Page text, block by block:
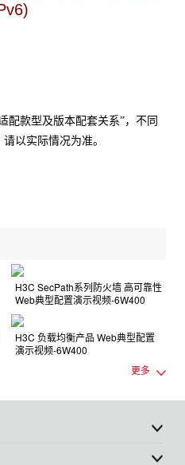
配款型及版本配套关系”，不同
以实际情况为准。
H3C SecPath系列防火墙 高可靠性
Web典型配置演示视频-6W400
H3C 负载均衡产品 Web典型配置
演示视频-6W400
更多